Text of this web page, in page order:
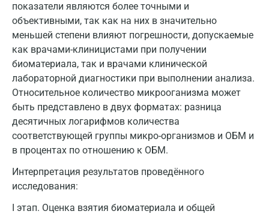
показатели являются более точными и
объективными, так как на них в значительно
меньшей степени влияют погрешности, допускаемые
как врачами-клиницистами при получении
биоматериала, так и врачами клинической
лабораторной диагностики при выполнении анализа.
Относительное количество микрооганизма может
быть представлено в двух форматах: разница
десятичных логарифмов количества
соответствующей группы микро-организмов и ОБМ и
в процентах по отношению к ОБМ.
Интерпретация результатов проведённого
исследования:
I этап. Оценка взятия биоматериала и общей